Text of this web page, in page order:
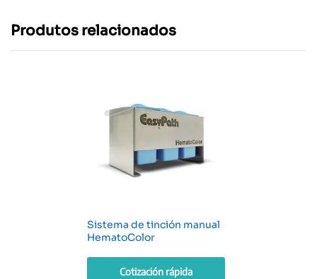
Produtos relacionados
Sistema de tinción manual
HematoColor
Cotización rápida